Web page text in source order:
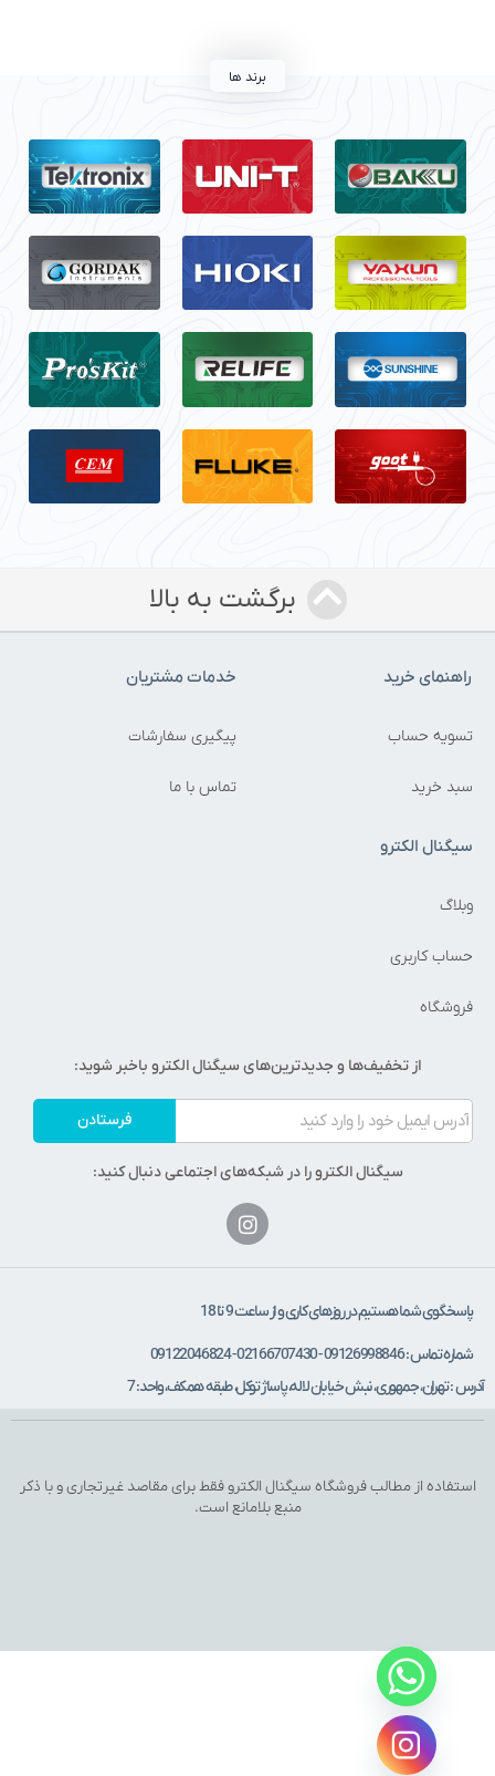
برند ها
برگشت به بالا
خرید
حساب
خرید
خدمات مشتریان
پیگیری سفارشات
تماس با ما
الکترو
کاربری
از تخفیف‌ها و جدیدترین‌های سیگنال الکترو باخبر شوید:
فرستادن
سیگنال الکترو را در شبکه‌های اجتماعی دنبال کنید:
شما هستیم در روزهای کاری و از ساعت 9 تا 18
تماس : 09126998846 - 02166707430 - 09122046824
: تهران، جمهوری، نبش خیابان لاله، پاساژ توکل، طبقه همکف، واحد: 7
از مطالب فروشگاه سیگنال الکترو فقط برای مقاصد غیرتجاری و با ذکر
منبع بلامانع است.